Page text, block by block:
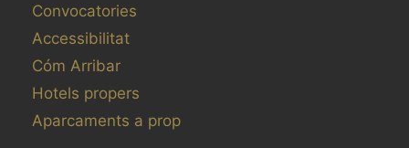
Convocatories
Accessibilitat
Cóm Arribar
Hotels propers
Aparcaments a prop